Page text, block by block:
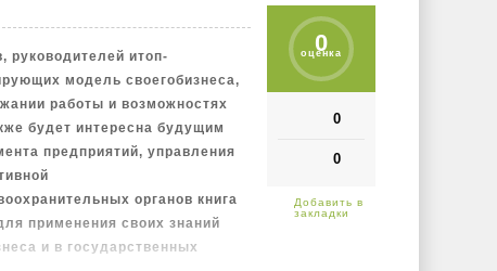
0
оценка
0
0
руководителей итоп-
модель своегобизнеса,
работы и возможностях
будет интересна будущим
предприятий, управления
органов книга
применения своих знаний
и в государственных